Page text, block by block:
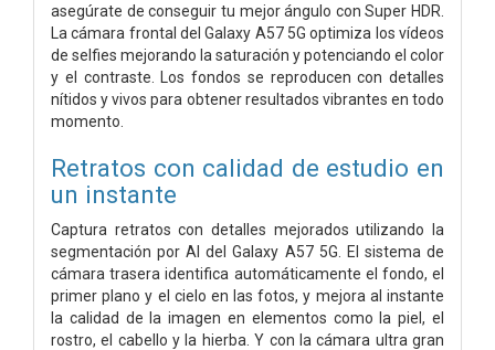
asegúrate de conseguir tu mejor ángulo con Super HDR.
La cámara frontal del Galaxy A57 5G optimiza los vídeos
de selfies mejorando la saturación y potenciando el color
y el contraste. Los fondos se reproducen con detalles
nítidos y vivos para obtener resultados vibrantes en todo
momento.
Retratos con calidad de estudio en
un instante
Captura retratos con detalles mejorados utilizando la
segmentación por AI del Galaxy A57 5G. El sistema de
cámara trasera identifica automáticamente el fondo, el
primer plano y el cielo en las fotos, y mejora al instante
la calidad de la imagen en elementos como la piel, el
rostro, el cabello y la hierba. Y con la cámara ultra gran